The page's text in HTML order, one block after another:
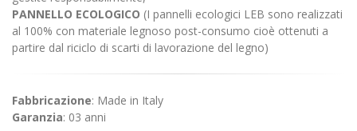
PANNELLO ECOLOGICO (I pannelli ecologici LEB sono realizzati
al 100% con materiale legnoso post-consumo cioè ottenuti a
partire dal riciclo di scarti di lavorazione del legno)
Fabbricazione: Made in Italy
Garanzia: 03 anni